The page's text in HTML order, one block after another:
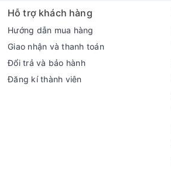
Hỗ trợ khách hàng
Hướng dẫn mua hàng
Giao nhận và thanh toán
Đổi trả và bảo hành
Đăng kí thành viên